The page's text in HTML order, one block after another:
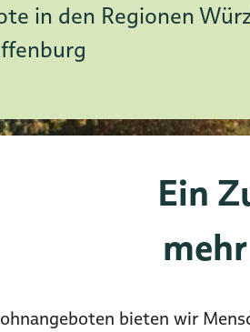
in den Regionen
Ein
bieten wir